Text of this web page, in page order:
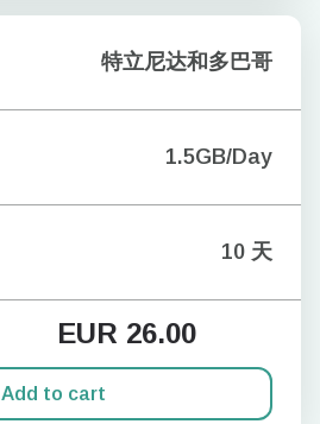
特立尼达和多巴哥
1.5GB/Day
10 天
EUR 26.00
Add to cart